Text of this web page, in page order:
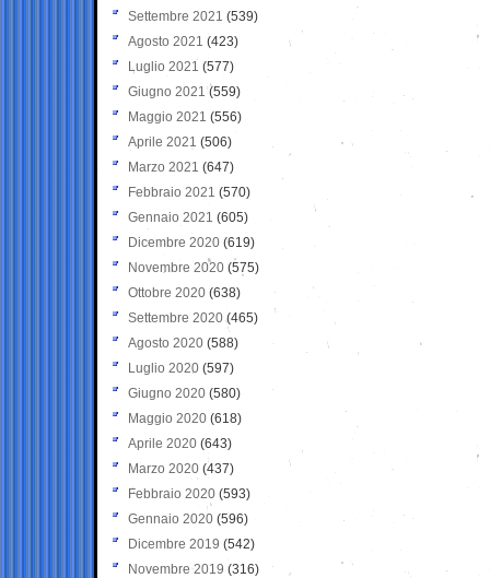
Settembre 2021 (539)
Agosto 2021 (423)
Luglio 2021 (577)
Giugno 2021(559)
Maggio 2021 (556)
Aprile 2021 (506)
Marzo 2021 (647)
Febbraio 2021 (570)
Gennaio 2021 (605)
Dicembre 2020 (619)
Novembre 2020 (575)
Ottobre 2020 (638)
Settembre 2020(465)
Agosto 2020 (588)
Luglio 2020 (597)
Giugno 2020 (580)
Maggio 2020 (618)
Aprile 2020 (643)
Marzo 2020 (437)
Febbraio 2020 (593)
Gennaio 2020 (596)
Dicembre 2019 (542)
Novembre 2019 (316)